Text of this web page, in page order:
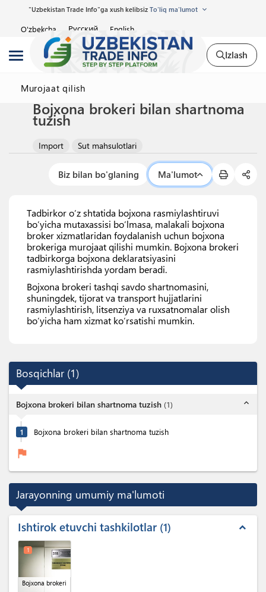
"Uzbekistan Trade Info"ga xush kelibsiz To'liq ma'lumot
O'zbekcha Русский English
Izlash
Murojaat qilish
Bojxona brokeri bilan shartnoma
tuzish
Import Sut mahsulotlari
Biz bilan bo'glaning Ma'lumot
Tadbirkor o’z shtatida bojxona rasmiylashtiruvi
bo’yicha mutaxassisi bo’lmasa, malakali bojxona
broker xizmatlaridan foydalanish uchun bojxona
brokeriga murojaat qilishi mumkin. Bojxona brokeri
tadbirkorga bojxona deklaratsiyasini
rasmiylashtirishda yordam beradi.
Bojxona brokeri tashqi savdo shartnomasini,
shuningdek, tijorat va transport hujjatlarini
rasmiylashtirish, litsenziya va ruxsatnomalar olish
bo’yicha ham xizmat ko’rsatishi mumkin.
Bosqichlar (1)
Bojxona brokeri bilan shartnoma tuzish (1) expand_less
1 Bojxona brokeri bilan shartnoma tuzish
flag
Jarayonning umumiy ma'lumoti
Ishtirok etuvchi tashkilotlar 1 expand_less
Bojxona brokeri
1